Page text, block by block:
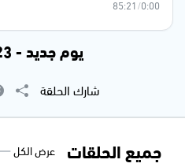
0:00
/
85:21
يوم جديد - 01.08.2023
شارك الحلقة
جميع الحلقات عرض الكل